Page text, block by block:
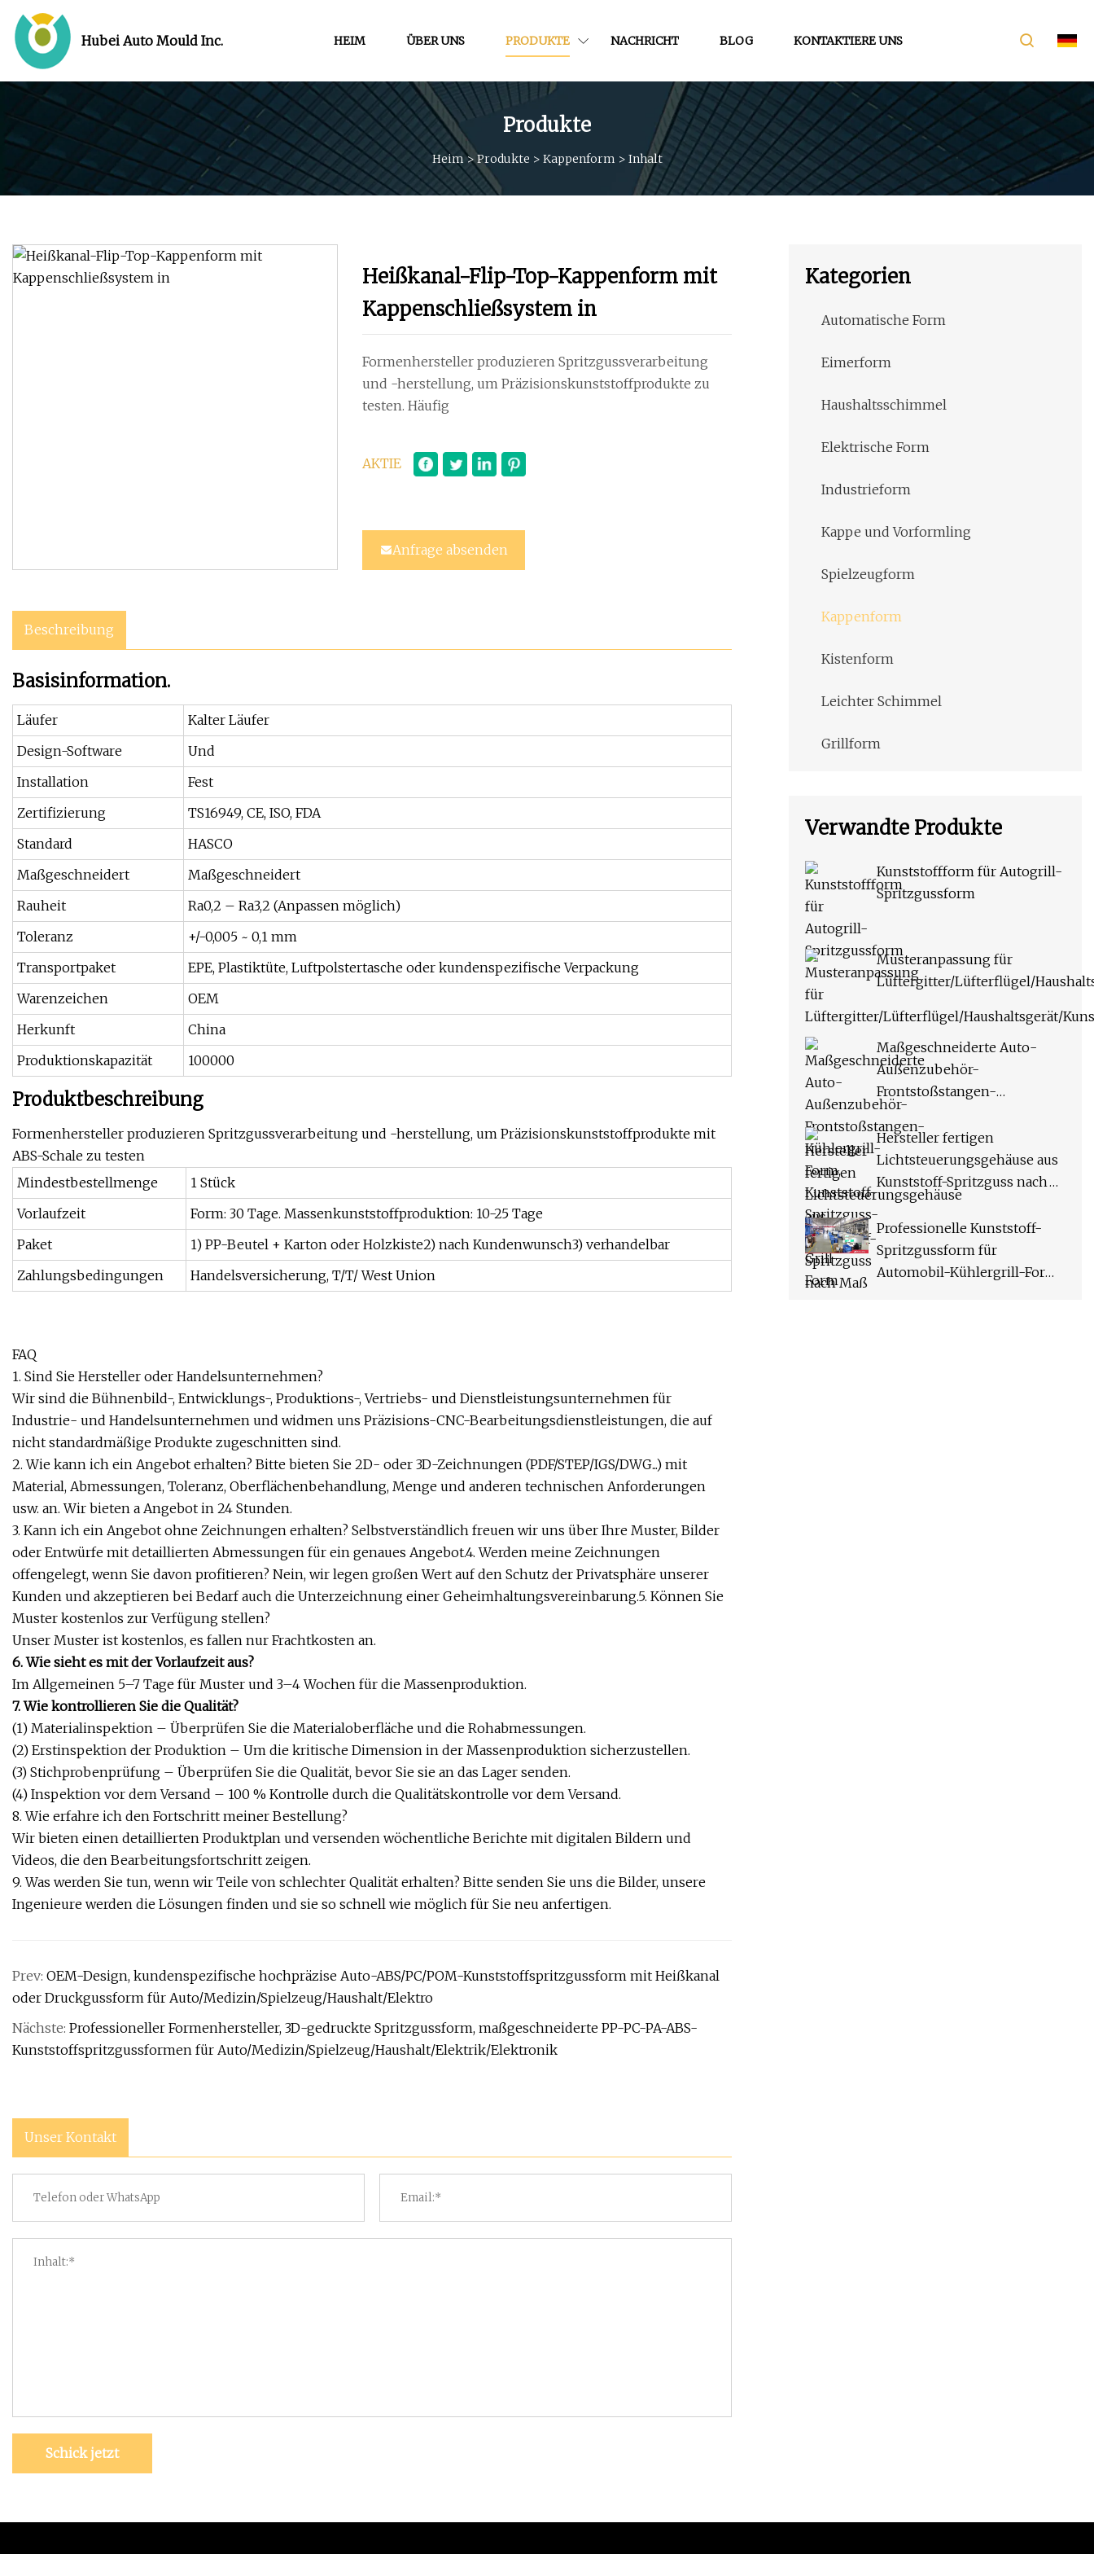
Hubei Auto Mould Inc. HEIM ÜBER UNS PRODUKTE NACHRICHT BLOG KONTAKTIERE UNS
Produkte
Heim> Produkte > Kappenform > Inhalt
Heißkanal-Flip-Top-Kappenform mit
Kappenschließsystem in
Formenhersteller produzieren Spritzgussverarbeitung
und -herstellung, um Präzisionskunststoffprodukte zu
testen. Häufig
AKTIE
Anfrage absenden
Beschreibung
Basisinformation.
Läufer
Kalter Läufer
Design-Software
Und
Installation
Fest
Zertifizierung
TS16949, CE, ISO, FDA
Standard
HASCO
Maßgeschneidert
Maßgeschneidert
Rauheit
Ra0,2 – Ra3,2 (Anpassen möglich)
Toleranz
+/-0,005 ~ 0,1 mm
Transportpaket
EPE, Plastiktüte, Luftpolstertasche oder kundenspezifische Verpackung
Warenzeichen
OEM
Herkunft
China
Produktionskapazität
100000
Produktbeschreibung
Formenhersteller produzieren Spritzgussverarbeitung und -herstellung, um Präzisionskunststoffprodukte mit
ABS-Schale zu testen
Mindestbestellmenge
1 Stück
Vorlaufzeit
Form: 30 Tage. Massenkunststoffproduktion: 10-25 Tage
Paket
1) PP-Beutel + Karton oder Holzkiste2) nach Kundenwunsch3) verhandelbar
Zahlungsbedingungen
Handelsversicherung, T/T/ West Union
FAQ
1. Sind Sie Hersteller oder Handelsunternehmen?
Wir sind die Bühnenbild-, Entwicklungs-, Produktions-, Vertriebs- und Dienstleistungsunternehmen für
Industrie- und Handelsunternehmen und widmen uns Präzisions-CNC-Bearbeitungsdienstleistungen, die auf
nicht standardmäßige Produkte zugeschnitten sind.
2. Wie kann ich ein Angebot erhalten? Bitte bieten Sie 2D- oder 3D-Zeichnungen (PDF/STEP/IGS/DWG...) mit
Material, Abmessungen, Toleranz, Oberflächenbehandlung, Menge und anderen technischen Anforderungen
usw. an. Wir bieten a Angebot in 24 Stunden.
3. Kann ich ein Angebot ohne Zeichnungen erhalten? Selbstverständlich freuen wir uns über Ihre Muster, Bilder
oder Entwürfe mit detaillierten Abmessungen für ein genaues Angebot.4. Werden meine Zeichnungen
offengelegt, wenn Sie davon profitieren? Nein, wir legen großen Wert auf den Schutz der Privatsphäre unserer
Kunden und akzeptieren bei Bedarf auch die Unterzeichnung einer Geheimhaltungsvereinbarung.5. Können Sie
Muster kostenlos zur Verfügung stellen?
Unser Muster ist kostenlos, es fallen nur Frachtkosten an.
6. Wie sieht es mit der Vorlaufzeit aus?
Im Allgemeinen 5–7 Tage für Muster und 3–4 Wochen für die Massenproduktion.
7. Wie kontrollieren Sie die Qualität?
(1) Materialinspektion – Überprüfen Sie die Materialoberfläche und die Rohabmessungen.
(2) Erstinspektion der Produktion – Um die kritische Dimension in der Massenproduktion sicherzustellen.
(3) Stichprobenprüfung – Überprüfen Sie die Qualität, bevor Sie sie an das Lager senden.
(4) Inspektion vor dem Versand – 100 % Kontrolle durch die Qualitätskontrolle vor dem Versand.
8. Wie erfahre ich den Fortschritt meiner Bestellung?
Wir bieten einen detaillierten Produktplan und versenden wöchentliche Berichte mit digitalen Bildern und
Videos, die den Bearbeitungsfortschritt zeigen.
9. Was werden Sie tun, wenn wir Teile von schlechter Qualität erhalten? Bitte senden Sie uns die Bilder, unsere
Ingenieure werden die Lösungen finden und sie so schnell wie möglich für Sie neu anfertigen.
Prev: OEM-Design, kundenspezifische hochpräzise Auto-ABS/PC/POM-Kunststoffspritzgussform mit Heißkanal
oder Druckgussform für Auto/Medizin/Spielzeug/Haushalt/Elektro
Nächste: Professioneller Formenhersteller, 3D-gedruckte Spritzgussform, maßgeschneiderte PP-PC-PA-ABS-
Kunststoffspritzgussformen für Auto/Medizin/Spielzeug/Haushalt/Elektrik/Elektronik
Unser Kontakt
Schick jetzt
Kategorien
Automatische Form
Eimerform
Haushaltsschimmel
Elektrische Form
Industrieform
Kappe und Vorformling
Spielzeugform
Kappenform
Kistenform
Leichter Schimmel
Grillform
Verwandte Produkte
Kunststoffform für Autogrill-
Spritzgussform
Musteranpassung für
Lüftergitter/Lüfterflügel/
Maßgeschneiderte Auto-
Außenzubehör-
Frontstoßstangen-
Kühlergrill-Form, Kunststoff-
Spritzguss-Hersteller, Grill-
Form
Hersteller fertigen
Lichtsteuerungsgehäuse aus
Kunststoff-Spritzguss nach
Maß
Professionelle Kunststoff-
Spritzgussform für
Automobil-Kühlergrill-Form,